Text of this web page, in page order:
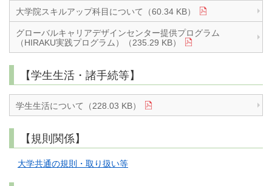
大学院スキルアップ科目について（60.34 KB）
グローバルキャリアデザインセンター提供プログラム
（HIRAKU実践プログラム）（235.29 KB）
【学生生活・諸手続等】
学生生活について（228.03 KB）
【規則関係】
大学共通の規則・取り扱い等